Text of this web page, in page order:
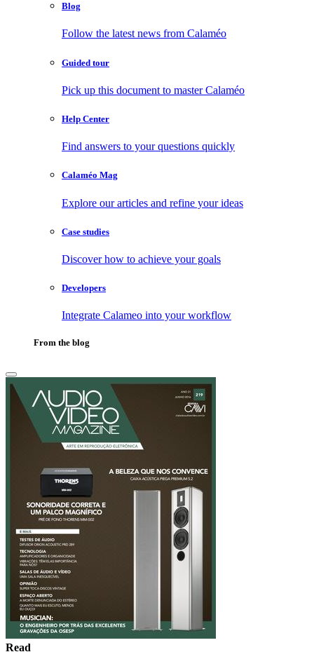
Blog
Follow the latest news from Calaméo
Guided tour
Pick up this document to master Calaméo
Help Center
Find answers to your questions quickly
Calaméo Mag
Explore our articles and refine your ideas
Case studies
Discover how to achieve your goals
Developers
Integrate Calameo into your workflow
From the blog
Read